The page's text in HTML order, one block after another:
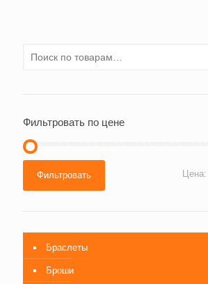
Фильтровать по цене
цена
ценаФильтровать Цена:
Браслеты
Броши